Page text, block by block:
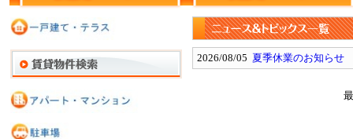
2026/08/05 夏季休業のお知らせ